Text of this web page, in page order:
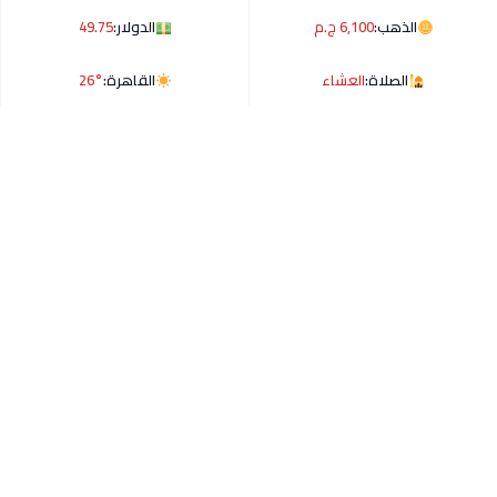
الذهب:6,100 ج.م الدولار:49.75
الصلاة:العشاء القاهرة:26°